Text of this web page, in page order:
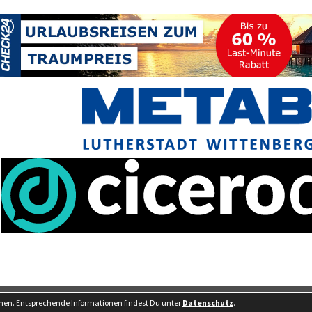
Besucherstatistik
Entsprechende Informationen findest Du unter Datenschutz.